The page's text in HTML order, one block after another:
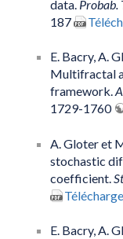
data. Probab.
187
E. Bacry, A.
Multifractal
framework.
1729-1760
A. Gloter et
stochastic
coefficient.
E. Bacry, A.